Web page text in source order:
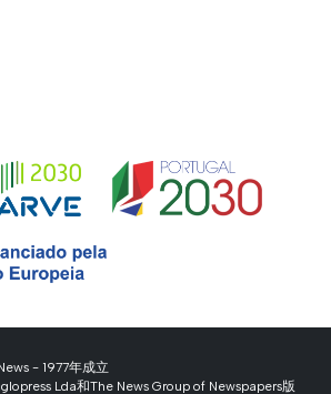
- 1977年成立
Lda和The News Group of Newspapers版